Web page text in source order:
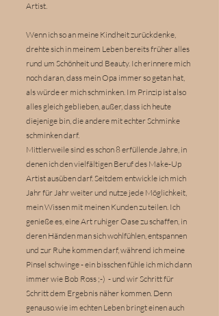
Artist.
Wenn ich so an meine Kindheit zurückdenke,
drehte sich in meinem Leben bereits früher alles
rund um Schönheit und Beauty. Ich erinnere mich
noch daran, dass mein Opa immer so getan hat,
als würde er mich schminken. Im Prinzip ist also
alles gleich geblieben, außer, dass ich heute
diejenige bin, die andere mit echter Schminke
schminken darf.
Mittlerweile sind es schon 8 erfüllende Jahre, in
denen ich den vielfältigen Beruf des Make-Up
Artist ausüben darf. Seitdem entwickle ich mich
Jahr für Jahr weiter und nutze jede Möglichkeit,
mein Wissen mit meinen Kunden zu teilen. Ich
genieße es, eine Art ruhiger Oase zu schaffen, in
deren Händen man sich wohlfühlen, entspannen
und zur Ruhe kommen darf, während ich meine
Pinsel schwinge - ein bisschen fühle ich mich dann
immer wie Bob Ross ;-) - und wir Schritt für
Schritt dem Ergebnis näher kommen. Denn
genauso wie im echten Leben bringt einen auch